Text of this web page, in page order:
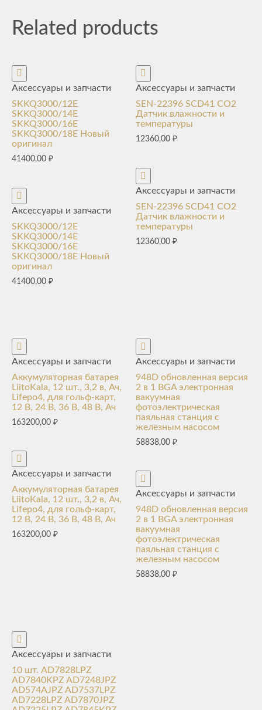
Related products
Аксессуары и запчасти
SKKQ3000/12E
SKKQ3000/14E
SKKQ3000/16E
SKKQ3000/18E Новый
оригинал
41400,00 ₽
Аксессуары и запчасти
SKKQ3000/12E
SKKQ3000/14E
SKKQ3000/16E
SKKQ3000/18E Новый
оригинал
41400,00 ₽
Аксессуары и запчасти
SEN-22396 SCD41 CO2
Датчик влажности и
температуры
12360,00₽
Аксессуары и запчасти
SEN-22396 SCD41 CO2
Датчик влажности и
температуры
12360,00₽
Аксессуары и запчасти
Аккумуляторная батарея
LiitoKala, 12 шт., 3,2 в, Ач,
Lifepo4, для гольф-карт,
12 В, 24 В, 36 В, 48 В, Ач
163200,00 ₽
Аксессуары и запчасти
Аккумуляторная батарея
LiitoKala, 12 шт., 3,2 в, Ач,
Lifepo4, для гольф-карт,
12 В, 24 В, 36 В, 48 В, Ач
163200,00 ₽
Аксессуары и запчасти
948D обновленная версия
2 в 1 BGA электронная
вакуумная
фотоэлектрическая
паяльная станция с
железным насосом
58838,00₽
Аксессуары и запчасти
948D обновленная версия
2 в 1 BGA электронная
вакуумная
фотоэлектрическая
паяльная станция с
железным насосом
58838,00₽
Аксессуары и запчасти
10 шт. AD7828LPZ
AD7840KPZ AD7248JPZ
AD574AJPZ AD7537LPZ
AD7228LPZ AD7870JPZ